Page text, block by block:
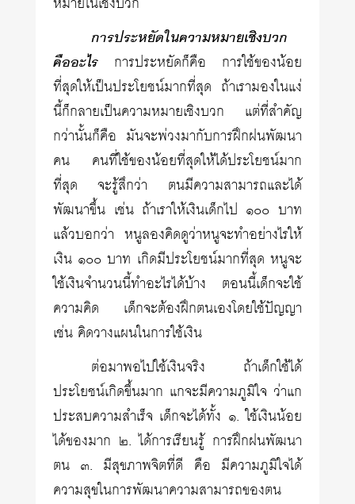
การประหยัดในความหมายเชิงบวก
คืออะไร การประหยัดก็คือ การใช้ของน้อย
ที่สุดให้เป็นประโยชน์มากที่สุด ถ้าเรามองในแง่
นี้ก็กลายเป็นความหมายเชิงบวก แต่ที่สำคัญ
กว่านั้นก็คือ มันจะพ่วงมากับการฝึกฝนพัฒนา
คน คนที่ใช้ของน้อยที่สุดให้ได้ประโยชน์มาก
ที่สุด จะรู้สึกว่า ตนมีความสามารถและได้
พัฒนาขึ้น เช่น ถ้าเราให้เงินเด็กไป ๑๐๐ บาท
แล้วบอกว่า หนูลองคิดดูว่าหนูจะทำอย่างไรให้
เงิน ๑๐๐ บาท เกิดมีประโยชน์มากที่สุด หนูจะ
ใช้เงินจำนวนนี้ทำอะไรได้บ้าง ตอนนี้เด็กจะใช้
ความคิด เด็กจะต้องฝึกตนเองโดยใช้ปัญญา
เช่น คิดวางแผนในการใช้เงิน
ต่อมาพอไปใช้เงินจริง ถ้าเด็กใช้ได้
ประโยชน์เกิดขึ้นมาก แกจะมีความภูมิใจ ว่าแก
ประสบความสำเร็จ เด็กจะได้ทั้ง ๑. ใช้เงินน้อย
ได้ของมาก ๒. ได้การเรียนรู้ การฝึกฝนพัฒนา
ตน ๓. มีสุขภาพจิตที่ดี คือ มีความภูมิใจได้
ความสุขในการพัฒนาความสามารถของตน